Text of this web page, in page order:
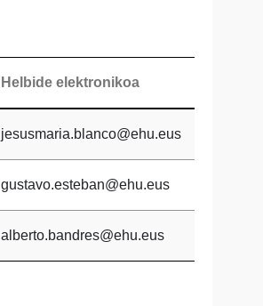
Helbide elektronikoa
jesusmaria.blanco@ehu.eus
gustavo.esteban@ehu.eus
alberto.bandres@ehu.eus